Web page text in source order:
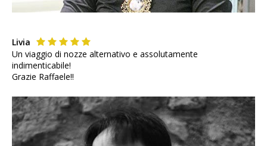
Livia
Un viaggio di nozze alternativo e assolutamente
indimenticabile!
Grazie Raffaele!!